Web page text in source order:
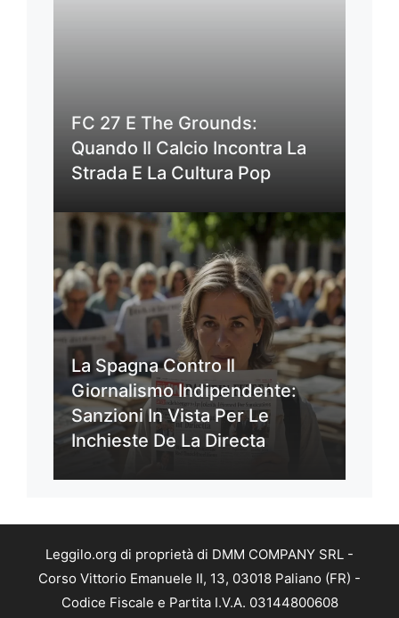
FC 27 E The Grounds:
Quando Il Calcio Incontra La
Strada E La Cultura Pop
La Spagna Contro Il
Giornalismo Indipendente:
Sanzioni In Vista Per Le
Inchieste De La Directa
Leggilo.org di proprietà di DMM COMPANY SRL -
Corso Vittorio Emanuele II, 13, 03018 Paliano (FR) -
Codice Fiscale e Partita I.V.A. 03144800608